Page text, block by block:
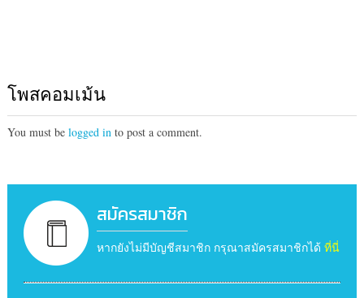
โพสคอมเม้น
You must be logged into post a comment.
สมัครสมาชิก
หากยังไม่มีบัญชีสมาชิก กรุณาสมัครสมาชิกได้ ที่นี่